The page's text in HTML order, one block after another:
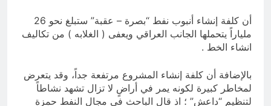
أن كلفة إنشاء أنبوب نفط “بصرة – عقبة” ستبلغ نحو 26
ملياراً يتحملها الجانب العراقي ويعفى ( الغلابه ) من تكاليف
انشاء الخط .
بالإضافة أن كلفة إنشاء المشروع مرتفعة جداً، وقد يتعرض
لمخاطر كبيرة لكونه يمر في أراضٍ لا تزال تشهد نشاطاً
لتنظيم “داعش” ؛ اذ قال الباحث في مجال النفط حمزة